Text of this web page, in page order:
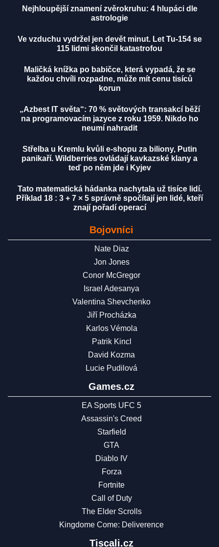
Nejhloupější znamení zvěrokruhu: 4 hlupáci dle
astrologie
Ve vzduchu vydržel jen devět minut. Let Tu-154 se
115 lidmi skončil katastrofou
Maličká knížka po babičce, která vypadá, že se
každou chvíli rozpadne, může mít cenu tisíců
korun
„Azbest IT světa“: 70 % světových transakcí běží
na programovacím jazyce z roku 1959. Nikdo ho
neumí nahradit
Střelba u Kremlu kvůli e-shopu za biliony, Putin
panikaří. Wildberries ovládají kavkazské klany a
teď po něm jde i Kyjev
Tato matematická hádanka nachytala už tisíce lidí.
Příklad 18 : 3 + 7 × 5 správně spočítají jen lidé, kteří
znají pořadí operací
Bojovníci
Nate Diaz
Jon Jones
Conor McGregor
Israel Adesanya
Valentina Shevchenko
Jiří Procházka
Karlos Vémola
Patrik Kincl
David Kozma
Lucie Pudilová
Games.cz
EA Sports UFC 5
Assassin's Creed
Starfield
GTA
Diablo IV
Forza
Fortnite
Call of Duty
The Elder Scrolls
Kingdome Come: Deliverence
Tiscali.cz